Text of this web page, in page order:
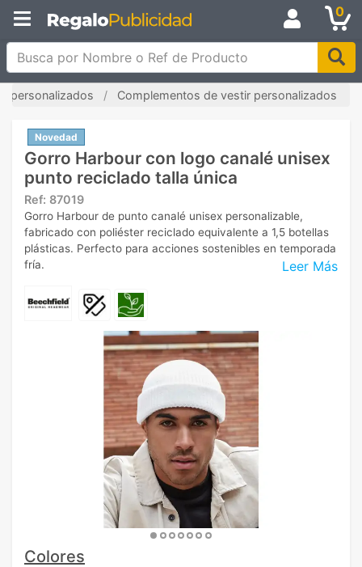
0
Busca por Nombre o Ref de Producto
personalizados Complementos de vestir personalizados
Novedad
Gorro Harbour con logo canalé unisex
punto reciclado talla única
Ref: 87019
Leer Más
Gorro Harbour de punto canalé unisex personalizable,
fabricado con poliéster reciclado equivalente a 1,5 botellas
plásticas. Perfecto para acciones sostenibles en temporada
fría.
Colores